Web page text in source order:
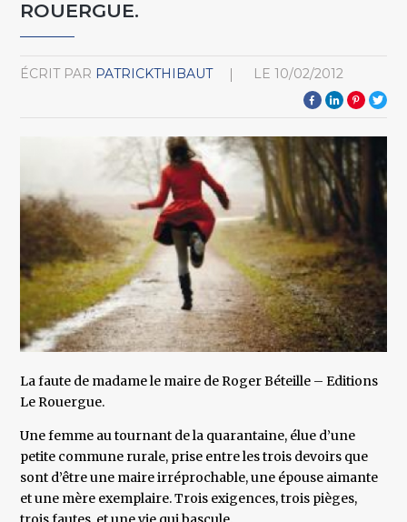
ROUERGUE.
ÉCRIT PAR PATRICKTHIBAUT LE 10/02/2012
La faute de madame le maire de Roger Béteille – Editions
Le Rouergue.
Une femme au tournant de la quarantaine, élue d’une
petite commune rurale, prise entre les trois devoirs que
sont d’être une maire irréprochable, une épouse aimante
et une mère exemplaire. Trois exigences, trois pièges,